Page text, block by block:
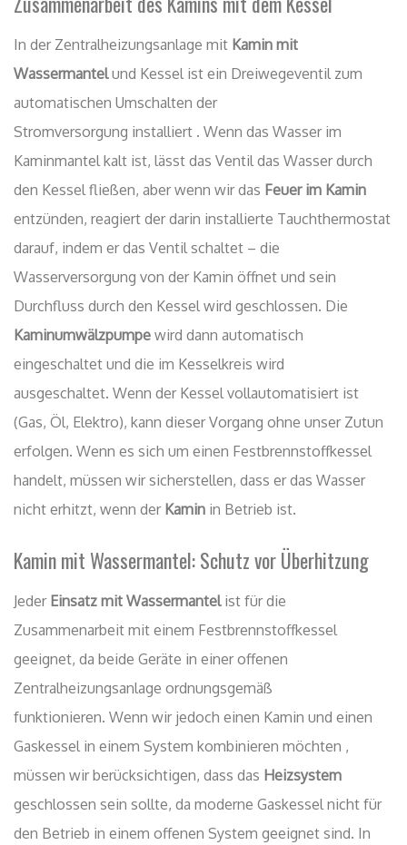
In der Zentralheizungsanlage mit Kamin mit
Wassermantelund Kessel ist ein Dreiwegeventil zum
automatischen Umschalten der
Stromversorgung installiert . Wenn das Wasser im
Kaminmantel kalt ist, lässt das Ventil das Wasser durch
den Kessel fließen, aber wenn wir das Feuer im Kamin
entzünden, reagiert der darin installierte Tauchthermostat
darauf, indem er das Ventil schaltet – die
Wasserversorgung von der Kamin öffnet und sein
Durchfluss durch den Kessel wird geschlossen. Die
Kaminumwälzpumpe wird dann automatisch
eingeschaltet und die im Kesselkreis wird
ausgeschaltet. Wenn der Kessel vollautomatisiert ist
(Gas, Öl, Elektro), kann dieser Vorgang ohne unser Zutun
erfolgen. Wenn es sich um einen Festbrennstoffkessel
handelt, müssen wir sicherstellen, dass er das Wasser
nicht erhitzt, wenn der Kamin in Betrieb ist.
Kamin mit Wassermantel: Schutz vor Überhitzung
Jeder Einsatz mit Wassermantelist für die
Zusammenarbeit mit einem Festbrennstoffkessel
geeignet, da beide Geräte in einer offenen
Zentralheizungsanlage ordnungsgemäß
funktionieren. Wenn wir jedoch einen Kamin und einen
Gaskessel in einem System kombinieren möchten ,
müssen wir berücksichtigen, dass das Heizsystem
geschlossen sein sollte, da moderne Gaskessel nicht für
den Betrieb in einem offenen System geeignet sind. In